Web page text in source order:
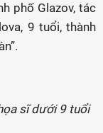
phố Glazov, tác
9 tuổi, thành
sĩ dưới 9 tuổi